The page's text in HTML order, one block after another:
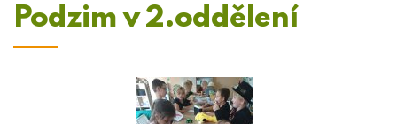
Podzim v 2.oddělení